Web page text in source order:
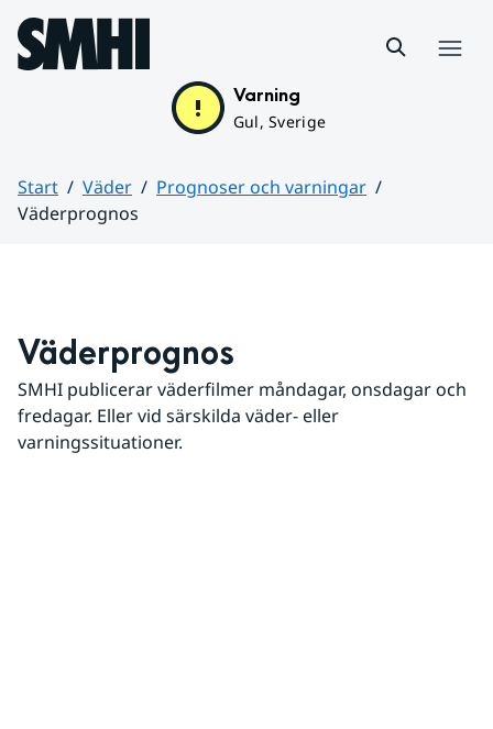
Hoppa till sidans innehåll
Varning
Gul, Sverige
Start Väder
Prognoser och varningar
Väderprognos
Väderprognos
SMHI publicerar väderfilmer måndagar, onsdagar och
fredagar. Eller vid särskilda väder- eller
varningssituationer.